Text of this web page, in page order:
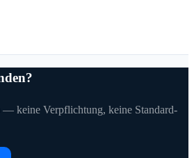
— keine Verpflichtung, keine Standard-